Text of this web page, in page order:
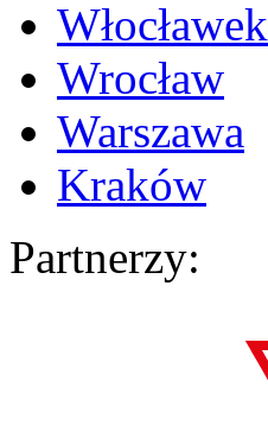
Włocławek
Wrocław
Warszawa
Kraków
Partnerzy: